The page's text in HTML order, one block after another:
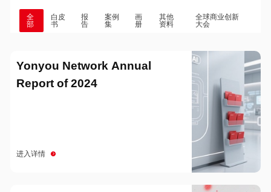
全
部
白皮
书
报
告
案例
集
画
册
其他
资料
全球商业创新
大会
Yonyou Network Annual
Report of 2024
进入详情